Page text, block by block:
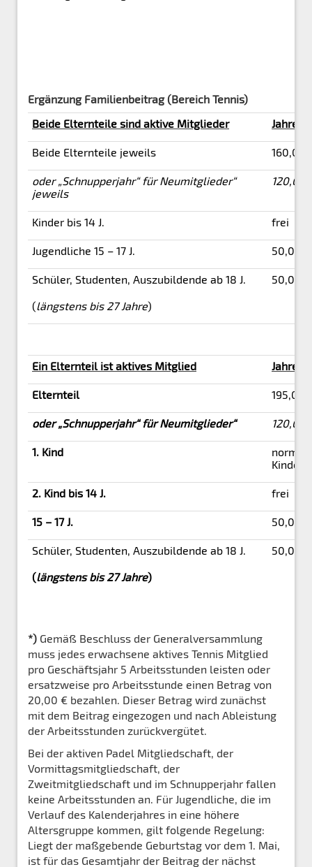
Ergänzung Familienbeitrag (Bereich Tennis)
Beide Elternteile sind aktive Mitglieder
Beide Elternteile jeweils 160,00
oder „Schnupperjahr“ für Neumitglieder“
jeweils
120,00
Kinder bis 14 J. frei
Jugendliche 15 – 17 J. 50,00
Schüler, Studenten, Auszubildende ab 18 J.
(längstens bis 27 Jahre)
50,00
Ein Elternteil ist aktives Mitglied
Elternteil 195,00
oder „Schnupperjahr“ für Neumitglieder“ 120,00
1. Kind
Kinder/
2. Kind bis 14 J. frei
15 – 17 J. 50,00
Schüler, Studenten, Auszubildende ab 18 J.
(längstens bis 27 Jahre)
50,00
*) Gemäß Beschluss der Generalversammlung
muss jedes erwachsene aktives Tennis Mitglied
pro Geschäftsjahr 5 Arbeitsstunden leisten oder
ersatzweise pro Arbeitsstunde einen Betrag von
20,00 € bezahlen. Dieser Betrag wird zunächst
mit dem Beitrag eingezogen und nach Ableistung
der Arbeitsstunden zurückvergütet.
Bei der aktiven Padel Mitgliedschaft, der
Vormittagsmitgliedschaft, der
Zweitmitgliedschaft und im Schnupperjahr fallen
keine Arbeitsstunden an. Für Jugendliche, die im
Verlauf des Kalenderjahres in eine höhere
Altersgruppe kommen, gilt folgende Regelung:
Liegt der maßgebende Geburtstag vor dem 1. Mai,
ist für das Gesamtjahr der Beitrag der nächst